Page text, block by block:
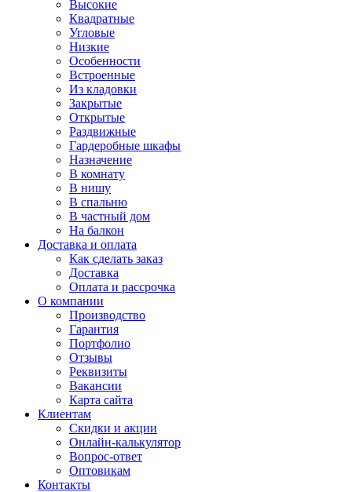
Высокие
Квадратные
Угловые
Низкие
Особенности
Встроенные
Из кладовки
Закрытые
Открытые
Раздвижные
Гардеробные шкафы
Назначение
В комнату
В нишу
В спальню
В частный дом
На балкон
Доставка и оплата
Как сделать заказ
Доставка
Оплата и рассрочка
О компании
Производство
Гарантия
Портфолио
Отзывы
Реквизиты
Вакансии
Карта сайта
Клиентам
Скидки и акции
Онлайн-калькулятор
Вопрос-ответ
Оптовикам
Контакты